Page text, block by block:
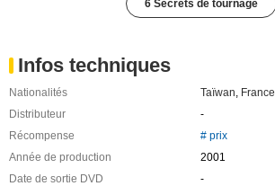
6 Secrets de tournage
Infos techniques
Nationalités Taïwan, France
Distributeur
-
Récompense
# prix
Année de production
2001
Date de sortie DVD
-